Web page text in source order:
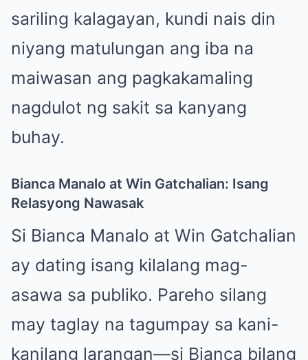
sariling kalagayan, kundi nais din
niyang matulungan ang iba na
maiwasan ang pagkakamaling
nagdulot ng sakit sa kanyang
buhay.
Bianca Manalo at Win Gatchalian: Isang
Relasyong Nawasak
Si Bianca Manalo at Win Gatchalian
ay dating isang kilalang mag-
asawa sa publiko. Pareho silang
may taglay na tagumpay sa kani-
kanilang larangan—si Bianca bilang